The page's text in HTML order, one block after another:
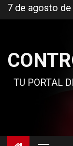
al
7 de agosto de
TU PORTAL